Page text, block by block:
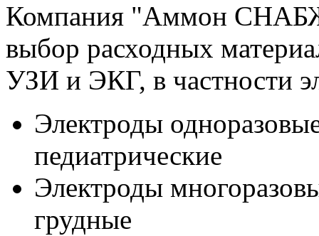
Компания "Аммон
выбор расходных
УЗИ и ЭКГ, в частности
Электроды
педиатрические
Электроды
грудные